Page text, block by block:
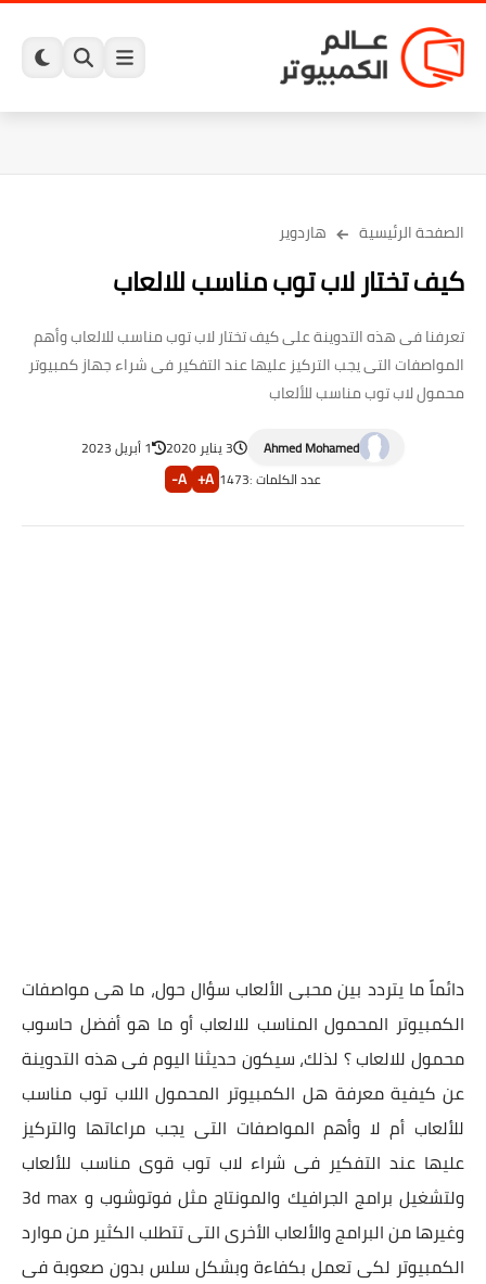
الصفحة الرئيسية هاردوير
كيف تختار لاب توب مناسب للالعاب
تعرفنا فى هذه التدوينة على كيف تختار لاب توب مناسب للالعاب وأهم
المواصفات التى يجب التركيز عليها عند التفكير فى شراء جهاز كمبيوتر
محمول لاب توب مناسب للألعاب
Ahmed Mohamed 3 يناير 2020
1 أبريل 2023
عدد الكلمات :1473
A+
A-
دائماً ما يتردد بين محبى الألعاب سؤال حول، ما هى مواصفات
الكمبيوتر المحمول المناسب للالعاب أو ما هو أفضل حاسوب
محمول للالعاب ؟ لذلك، سيكون حديثنا اليوم فى هذه التدوينة
عن كيفية معرفة هل الكمبيوتر المحمول اللاب توب مناسب
للألعاب أم لا وأهم المواصفات التى يجب مراعاتها والتركيز
عليها عند التفكير فى شراء لاب توب قوى مناسب للألعاب
ولتشغيل برامج الجرافيك والمونتاج مثل فوتوشوب و 3d max
وغيرها من البرامج والألعاب الأخرى التى تتطلب الكثير من موارد
الكمبيوتر لكى تعمل بكفاءة وبشكل سلس بدون صعوبة فى